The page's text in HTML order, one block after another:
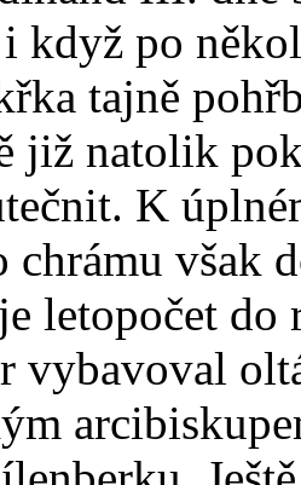
i když po
tajně
již natolik
K
však
letopočet
vybavoval